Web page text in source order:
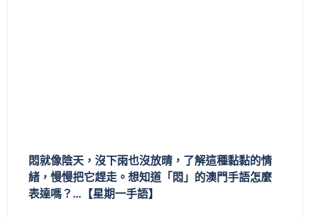
悶就像陰天，沒下雨也沒放晴，了解這種黏黏的情
緒，慢慢把它趕走。想知道「悶」的澳門手語怎麼
表達嗎？…【星期一手語】